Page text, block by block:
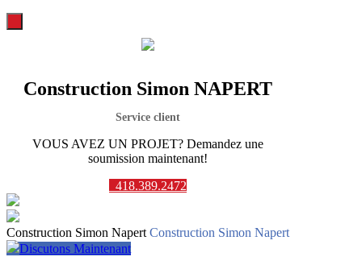
Construction Simon NAPERT
Service client
VOUS AVEZ UN PROJET? Demandez une
soumission maintenant!
418.389.2472
Construction Simon Napert Construction Simon Napert
Discutons Maintenant